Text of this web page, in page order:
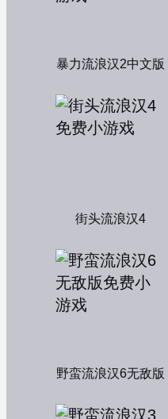
暴力流浪汉2中文版
街头流浪汉4
野蛮流浪汉6无敌版